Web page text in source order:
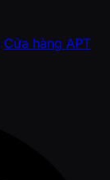
Cửa hàng APT